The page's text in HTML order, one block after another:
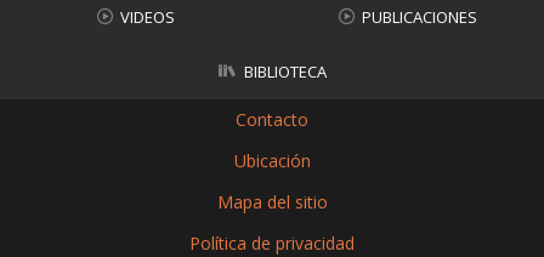
VIDEOS PUBLICACIONES
BIBLIOTECA
Contacto
Ubicación
Mapa del sitio
Política de privacidad